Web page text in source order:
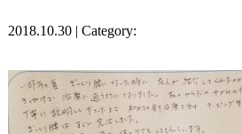
2018.10.30 | Category: